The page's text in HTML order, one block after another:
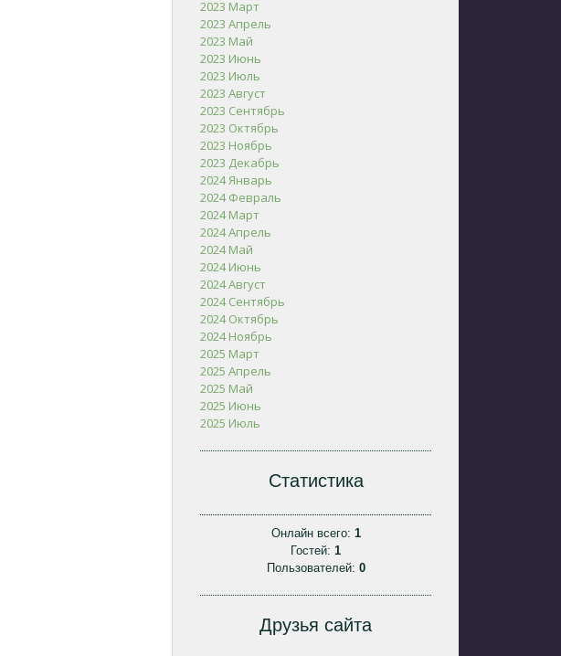
2023 Март
2023 Апрель
2023 Май
2023 Июнь
2023 Июль
2023 Август
2023 Сентябрь
2023 Октябрь
2023 Ноябрь
2023 Декабрь
2024 Январь
2024 Февраль
2024 Март
2024 Апрель
2024 Май
2024 Июнь
2024 Август
2024 Сентябрь
2024 Октябрь
2024 Ноябрь
2025 Март
2025 Апрель
2025 Май
2025 Июнь
2025 Июль
Статистика
Онлайн всего: 1
Гостей:1
Пользователей: 0
Друзья сайта